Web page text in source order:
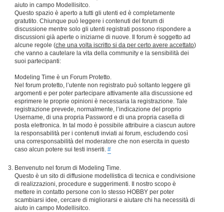
aiuto in campo Modellisitco.
Questo spazio è aperto a tutti gli utenti ed è completamente
gratutito. Chiunque può leggere i contenuti del forum di
discussione mentre solo gli utenti registrati possono rispondere a
discussioni già aperte o iniziarne di nuove. Il forum è soggetto ad
alcune regole (che una volta iscritto si da per certo avere accettato)
che vanno a cautelare la vita della community e la sensibilità dei
suoi partecipanti:
Modeling Time è un Forum Protetto.
Nel forum protetto, l’utente non registrato può soltanto leggere gli
argomenti e per poter partecipare attivamente alla discussione ed
esprimere le proprie opinioni è necessaria la registrazione. Tale
registrazione prevede, normalmente, l’indicazione del proprio
Username, di una propria Password e di una propria casella di
posta elettronica. In tal modo è possibile attribuire a ciascun autore
la responsabilità per i contenuti inviati ai forum, escludendo così
una corresponsabilità del moderatore che non esercita in questo
caso alcun potere sui testi inseriti. #
Benvenuto nel forum di Modeling Time.
Questo è un sito di diffusione modellistica di tecnica e condivisione
di realizzazioni, procedure e suggerimenti. Il nostro scopo è
mettere in contatto persone con lo stesso HOBBY per poter
scambiarsi idee, cercare di migliorarsi e aiutare chi ha necessità di
aiuto in campo Modellisitco.